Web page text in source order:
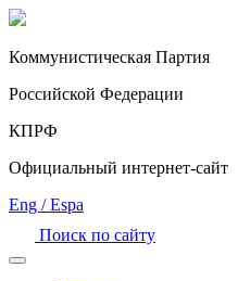
Коммунистическая Партия
Российской Федерации
КПРФ
Официальный интернет-сайт
Eng / Espa
Поиск по сайту